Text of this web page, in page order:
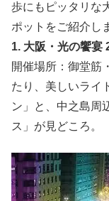
歩にもピッタリな
ポットをご紹介し
1. 大阪・光の饗宴
開催場所：御堂筋
たり、美しいライ
ン」と、中之島周
ス」が見どころ。